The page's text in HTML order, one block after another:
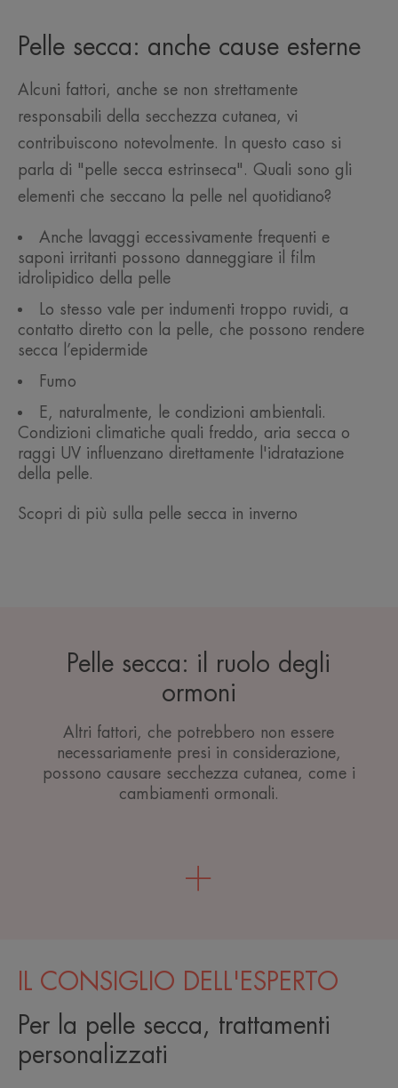
Pelle secca: anche cause esterne
Alcuni fattori, anche se non strettamente
responsabili della secchezza cutanea, vi
contribuiscono notevolmente. In questo caso si
parla di "pelle secca estrinseca". Quali sono gli
elementi che seccano la pelle nel quotidiano?
Anche lavaggi eccessivamente frequenti e
saponi irritanti possono danneggiare il film
idrolipidico della pelle
Lo stesso vale per indumenti troppo ruvidi, a
contatto diretto con la pelle, che possono rendere
secca l’epidermide
Fumo
E, naturalmente, le condizioni ambientali.
Condizioni climatiche quali freddo, aria secca o
raggi UV influenzano direttamente l'idratazione
della pelle.
Scopri di più sulla pelle secca in inverno
Pelle secca: il ruolo degli
ormoni
Altri fattori, che potrebbero non essere
necessariamente presi in considerazione,
possono causare secchezza cutanea, come i
cambiamenti ormonali.
IL CONSIGLIO DELL'ESPERTO
Per la pelle secca, trattamenti
personalizzati